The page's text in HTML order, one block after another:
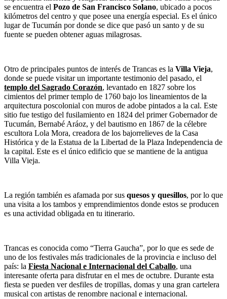
se encuentra el Pozo de San Francisco Solano, ubicado a pocos
kilómetros del centro y que posee una energía especial. Es el único
lugar de Tucumán por donde se dice que pasó un santo y de su
fuente se pueden obtener aguas milagrosas.
Otro de principales puntos de interés de Trancas es la Villa Vieja,
donde se puede visitar un importante testimonio del pasado, el
templo del Sagrado Corazón, levantado en 1827 sobre los
cimientos del primer templo de 1760 bajo los lineamientos de la
arquitectura poscolonial con muros de adobe pintados a la cal. Este
sitio fue testigo del fusilamiento en 1824 del primer Gobernador de
Tucumán, Bernabé Aráoz, y del bautismo en 1867 de la célebre
escultora Lola Mora, creadora de los bajorrelieves de la Casa
Histórica y de la Estatua de la Libertad de la Plaza Independencia de
la capital. Este es el único edificio que se mantiene de la antigua
Villa Vieja.
La región también es afamada por sus quesos y quesillos, por lo que
una visita a los tambos y emprendimientos donde estos se producen
es una actividad obligada en tu itinerario.
Trancas es conocida como “Tierra Gaucha”, por lo que es sede de
uno de los festivales más tradicionales de la provincia e incluso del
país: la Fiesta Nacional e Internacional del Caballo, una
interesante oferta para disfrutar en el mes de octubre. Durante esta
fiesta se pueden ver desfiles de tropillas, domas y una gran cartelera
musical con artistas de renombre nacional e internacional.